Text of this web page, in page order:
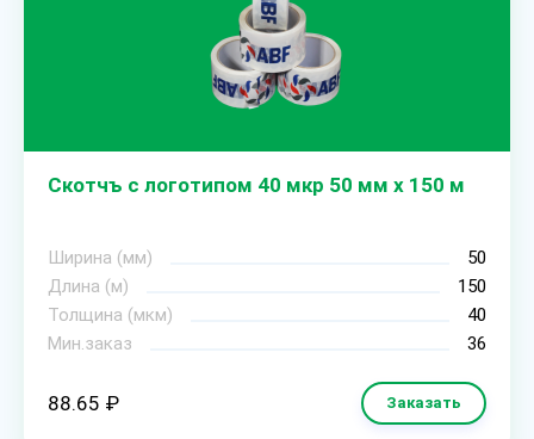
Скотчъ с логотипом 40 мкр 50 мм х 150 м
Ширина (мм)
50
Длина (м)
150
Толщина (мкм)
40
Мин.заказ
36
88.65 ₽ Заказать